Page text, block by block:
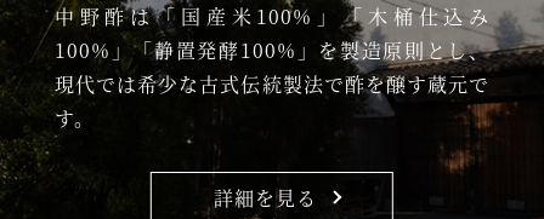
中野酢は「国産米100%」「木桶仕込み
100%」「静置発酵100%」を製造原則とし、
現代では希少な古式伝統製法で酢を醸す蔵元で
す。
詳細を見る